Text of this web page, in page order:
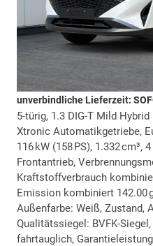
unverbindliche Lieferzeit:
5-türig, 1.3 DIG-T Mild Hybrid
Xtronic Automatikgetriebe,
116 kW (158 PS), 1.332 cm³,
Frontantrieb,
Kraftstoffverbrauch
Emission kombiniert 142.00
Außenfarbe: Weiß, Zustand,
Qualitätssiegel: BVFK-
fahrtauglich,